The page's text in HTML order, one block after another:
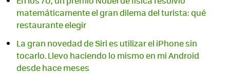
matemáticamente el gran dilema del turista: qué
restaurante elegir
La gran novedad de Siri es utilizar el iPhone sin
tocarlo. Llevo haciendo lo mismo en mi Android
desde hace meses